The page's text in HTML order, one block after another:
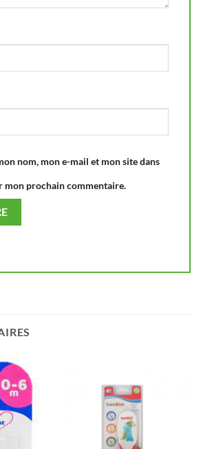
nom, mon e-mail et mon site dans
mon prochain commentaire.